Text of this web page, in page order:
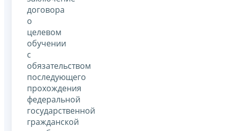
договора
о
целевом
обучении
с
обязательством
последующего
прохождения
федеральной
государственной
гражданской